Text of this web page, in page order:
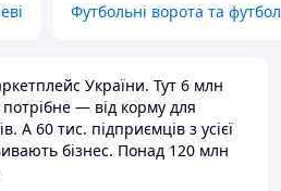
Футбольні ворота та
України. Тут 6 млн
потрібне — від корму для
А 60 тис. підприємців з усієї
бізнес. Понад 120 млн